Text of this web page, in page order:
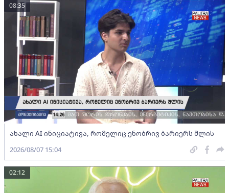
ახალი AI ინიციატივა, რომელიც ენობრივ ბარიერს შლის
08:35
2026/08/07 15:04
02:12